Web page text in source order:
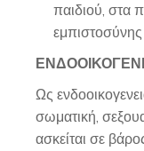
παιδιού, στα
Ως
σωματική,
ασκείται σε